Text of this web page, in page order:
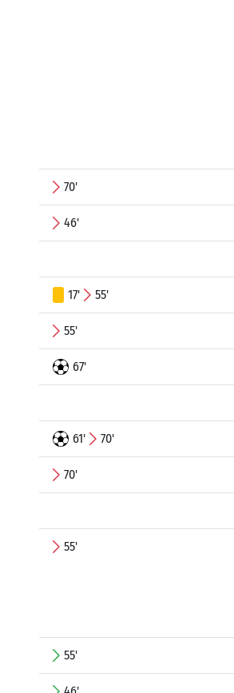
70'
46'
17' 55'
55'
67'
61' 70'
70'
55'
55'